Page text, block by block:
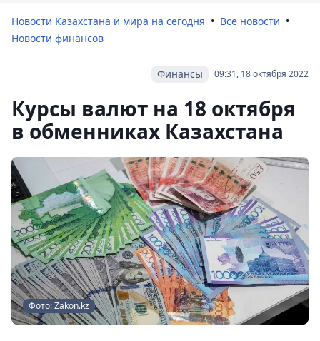
Новости Казахстана и мира на сегодня
Все новости
Новости финансов
09:31, 18 октября 2022
Финансы
Курсы валют на 18 октября
в обменниках Казахстана
Фото: Zakon.kz